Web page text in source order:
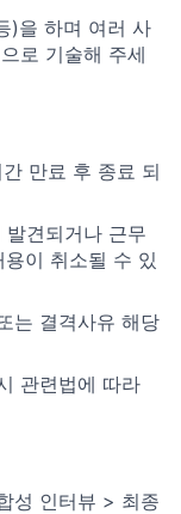
)을 하며 여러 사
로 기술해 주세
만료 후 종료 되
견되거나 근무
이 취소될 수 있
는 결격사유 해당
관련법에 따라
성 인터뷰 > 최종